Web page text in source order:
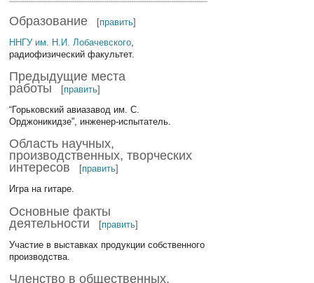
Образование [править]
ННГУ им. Н.И. Лобачевского
радиофизический факультет.
Предыдущие места
работы
[править]
“Горьковский авиазавод им. С.
Орджоникидзе”, инженер-испытатель.
Область научных,
производственных, творческих
интересов
[править]
Игра на гитаре.
Основные факты
деятельности
[править]
Участие в выставках продукции собственного
производства.
Членство в общественных,